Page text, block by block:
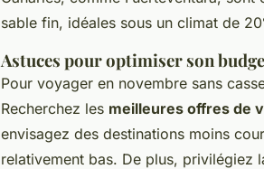
sable fin, idéales sous un climat de
Astuces pour optimiser son
Pour voyager en novembre sans
Recherchez les meilleures offres de
envisagez des destinations moins
relativement bas. De plus, privilégiez